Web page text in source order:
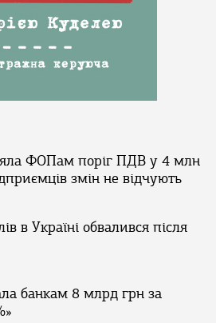
ФОПам поріг ПДВ у 4 млн
змін не відчують
в Україні обвалився після
банкам 8 млрд грн за